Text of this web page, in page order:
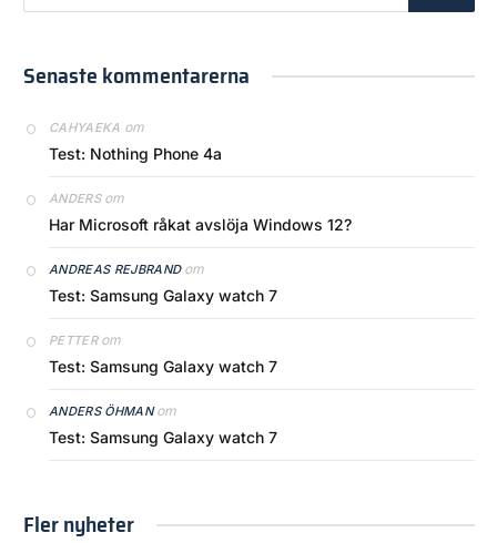
Senaste kommentarerna
CAHYAEKA om
Test: Nothing Phone 4a
ANDERSom
Har Microsoft råkat avslöja Windows 12?
ANDREAS REJBRANDom
Test: Samsung Galaxy watch 7
PETTERom
Test: Samsung Galaxy watch 7
ANDERS ÖHMANom
Test: Samsung Galaxy watch 7
Fler nyheter